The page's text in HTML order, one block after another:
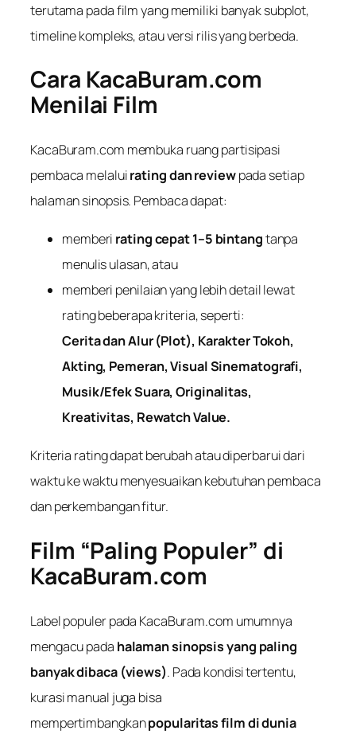
terutama pada film yang memiliki banyak subplot,
timeline kompleks, atau versi rilis yang berbeda.
Cara KacaBuram.com
Menilai Film
KacaBuram.com membuka ruang partisipasi
pembaca melaluirating dan reviewpada setiap
halaman sinopsis. Pembaca dapat:
memberi rating cepat 1–5 bintangtanpa
menulis ulasan, atau
memberi penilaian yang lebih detail lewat
rating beberapa kriteria, seperti:
Cerita dan Alur (Plot), Karakter Tokoh,
Akting, Pemeran, Visual Sinematografi,
Musik/Efek Suara, Originalitas,
Kreativitas, Rewatch Value.
Kriteria rating dapat berubah atau diperbarui dari
waktu ke waktu menyesuaikan kebutuhan pembaca
dan perkembangan fitur.
Film “Paling Populer” di
KacaBuram.com
Label populer pada KacaBuram.com umumnya
mengacu pada halaman sinopsis yang paling
banyak dibaca (views). Pada kondisi tertentu,
kurasi manual juga bisa
mempertimbangkanpopularitas film di dunia